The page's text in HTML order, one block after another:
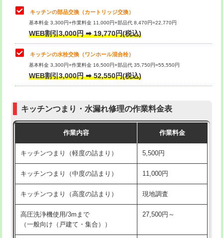
給水管工事※（塩ビ管（VP・HI）使
用/3ｍまで)
給水管工事※（塩ビ管（VP・HI）使
用（追加）/3ｍ超え)
給水管工事※（ライニング鋼管・銅
管・ポリ管・HT管使用/3ｍまで)
44,000円
管・ポリ管・HT管使用/3ｍ超え)
排水管工事（土の掘削・埋め戻し作
11,000円~
排水管工事（排水管工事/3ｍまで） 55,000円
排水管工事（追加 排水管工事/3ｍ超
+11,000円
マス交換（土の掘削・埋め戻し作業）
マス交換（深さ50㎝未満）
理・調整・分解・加工など（中作業）
止水・漏水調査・防水処理・清掃・修
理・調整・分解・加工など（重作業）
33,000円
お風呂タンク脱着
その他部品の脱着
式・ワンホール）)
交換・取付(排水栓・排水トラップ
22,000円+材料費
持込商品取付（単水栓）
キッチンの部品交換（カートリッジ交換）
基本料金 3,300円+作業料金 11,000円+部品代 8,470円=22,770円
WEB割引3,000円 ➡ 19,770円(税込)
キッチンの水栓交換（ワンホール混合栓）
基本料金 3,300円+作業料金 16,500円+部品代 35,750円=55,550円
WEB割引3,000円 ➡ 52,550円(税込)
キッチンつまり・水漏れ修理の作業料金表
作業内容 作業料金
キッチンつまり（軽度の詰まり） 5,500円
キッチンつまり（中度の詰まり） 11,000円
キッチンつまり（高度の詰まり） 現地調査
高圧洗浄機使用/3mまで
（一般向け（戸建て・集合））
27,500円～